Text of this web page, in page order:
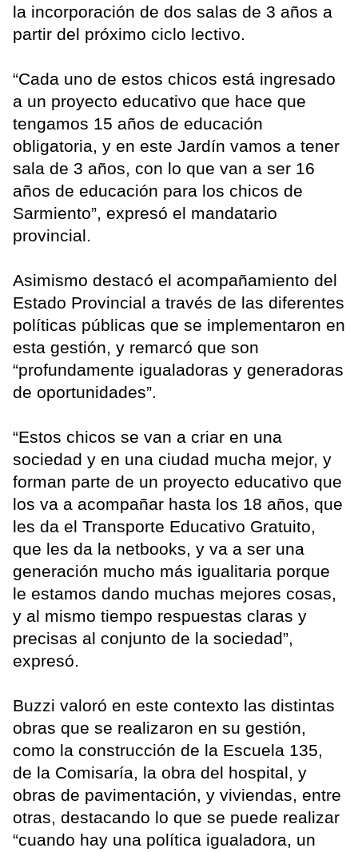
la incorporación de dos salas de 3 años a
partir del próximo ciclo lectivo.
“Cada uno de estos chicos está ingresado
a un proyecto educativo que hace que
tengamos 15 años de educación
obligatoria, y en este Jardín vamos a tener
sala de 3 años, con lo que van a ser 16
años de educación para los chicos de
Sarmiento”, expresó el mandatario
provincial.
Asimismo destacó el acompañamiento del
Estado Provincial a través de las diferentes
políticas públicas que se implementaron en
esta gestión, y remarcó que son
“profundamente igualadoras y generadoras
de oportunidades”.
“Estos chicos se van a criar en una
sociedad y en una ciudad mucha mejor, y
forman parte de un proyecto educativo que
los va a acompañar hasta los 18 años, que
les da el Transporte Educativo Gratuito,
que les da la netbooks, y va a ser una
generación mucho más igualitaria porque
le estamos dando muchas mejores cosas,
y al mismo tiempo respuestas claras y
precisas al conjunto de la sociedad”,
expresó.
Buzzi valoró en este contexto las distintas
obras que se realizaron en su gestión,
como la construcción de la Escuela 135,
de la Comisaría, la obra del hospital, y
obras de pavimentación, y viviendas, entre
otras, destacando lo que se puede realizar
“cuando hay una política igualadora, un